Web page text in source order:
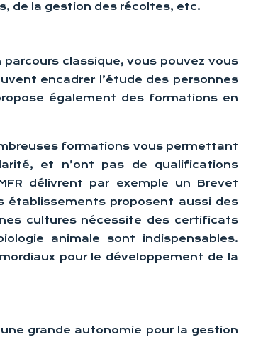
de la gestion des récoltes, etc.
classique, vous pouvez vous
encadrer l’étude des personnes
également des formations en
formations vous permettant
et n’ont pas de qualifications
délivrent par exemple un Brevet
établissements proposent aussi des
cultures nécessite des certificats
animale sont indispensables.
pour le développement de la
grande autonomie pour la gestion